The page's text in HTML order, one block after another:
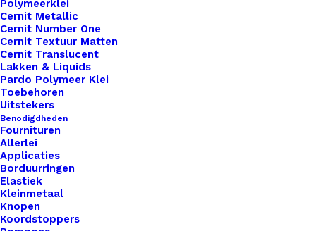
Polymeerklei
Cernit Metallic
Cernit Number One
Cernit Textuur Matten
Cernit Translucent
Lakken & Liquids
Pardo Polymeer Klei
Toebehoren
Uitstekers
Benodigdheden
Fournituren
Allerlei
Applicaties
Borduurringen
Elastiek
Kleinmetaal
Knopen
Koordstoppers
Overzicht
Nog meer leuks!